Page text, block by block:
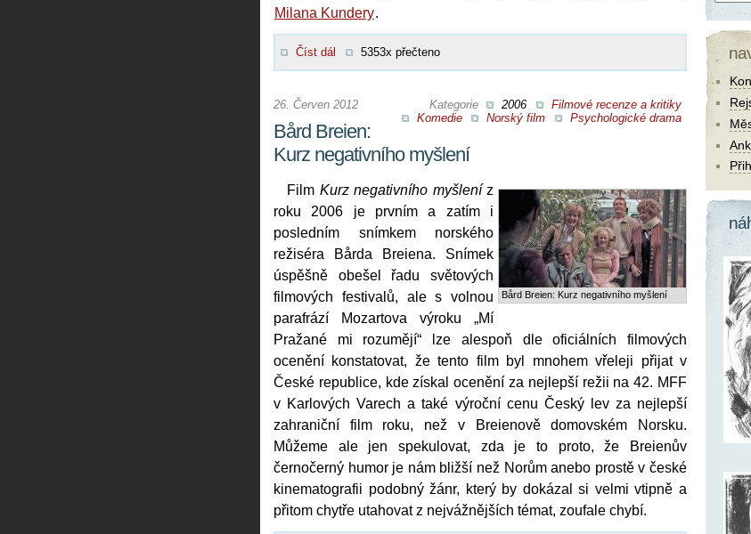
Milana Kundery.
Číst dál 5353x přečteno
Kategorie 2006
Filmové recenze a kritiky
Komedie
Norský film Psychologické drama
26. Červen 2012
Bård Breien:
Kurz negativního myšlení
Bård Breien: Kurz negativního myšlení
Film Kurz negativního myšleníz
roku 2006 je prvním a zatím i
posledním snímkem norského
režiséra Bårda Breiena. Snímek
úspěšně obešel řadu světových
filmových festivalů, ale s volnou
parafrází Mozartova výroku „Mí
Pražané mi rozumějí“ lze alespoň dle oficiálních filmových
ocenění konstatovat, že tento film byl mnohem vřeleji přijat v
České republice, kde získal ocenění za nejlepší režii na 42. MFF
v Karlových Varech a také výroční cenu Český lev za nejlepší
zahraniční film roku, než v Breienově domovském Norsku.
Můžeme ale jen spekulovat, zda je to proto, že Breienův
černočerný humor je nám bližší než Norům anebo prostě v české
kinematografii podobný žánr, který by dokázal si velmi vtipně a
přitom chytře utahovat z nejvážnějších témat, zoufale chybí.